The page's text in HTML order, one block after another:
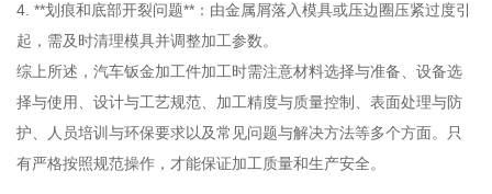
4. **划痕和底部开裂问题**：由金属屑落入模具或压边圈压紧过度引
起，需及时清理模具并调整加工参数。
综上所述，汽车钣金加工件加工时需注意材料选择与准备、设备选
择与使用、设计与工艺规范、加工精度与质量控制、表面处理与防
护、人员培训与环保要求以及常见问题与解决方法等多个方面。只
有严格按照规范操作，才能保证加工质量和生产安全。